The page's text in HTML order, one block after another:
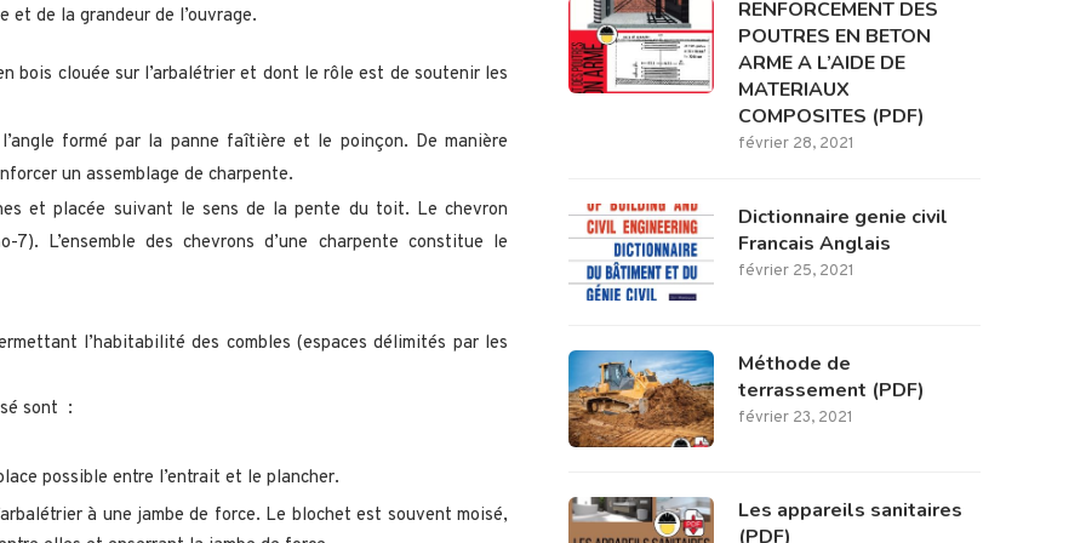
et de la grandeur de l’ouvrage.
bois clouée sur l’arbalétrier et dont le rôle est de soutenir les
formé par la panne faîtière et le poinçon. De manière
un assemblage de charpente.
et placée suivant le sens de la pente du toit. Le chevron
L’ensemble des chevrons d’une charpente constitue le
l’habitabilité des combles (espaces délimités par les
sont :
possible entre l’entrait et le plancher.
à une jambe de force. Le blochet est souvent moisé,
RENFORCEMENT DES
POUTRES EN BETON
ARME A L’AIDE DE
MATERIAUX
COMPOSITES (PDF)
février 28, 2021
Dictionnaire genie civil
Francais Anglais
février 25, 2021
Méthode de
terrassement (PDF)
février 23, 2021
Les appareils sanitaires
(PDF)